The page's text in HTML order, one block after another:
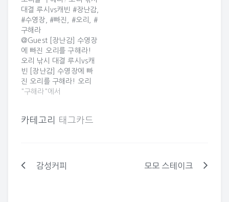
오리를 다 건져야 한다고
하는데 과연 루시와 캐빈
은 오리를 다 건지고 수영
할 수 있을까요? 영상을
통해 확인해주세요 --…
대결 루시vs캐빈 #장난감,
#수영장, #빠진, #오리, #
구해라
@Guest [장난감] 수영장
에 빠진 오리를 구해라!
오리 낚시 대결 루시vs캐
빈 [장난감] 수영장에 빠
진 오리를 구해라! 오리
낚시 대결 루시vs캐빈 수
가 둥둥 떠다니고 있어
은 오리를 다 건지고 수영
"구해라"에서
카테고리 태그카드
글
감성커피 모모 스테이크